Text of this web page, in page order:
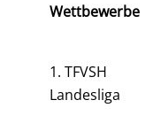
Wettbewerbe
1. TFVSH
Landesliga